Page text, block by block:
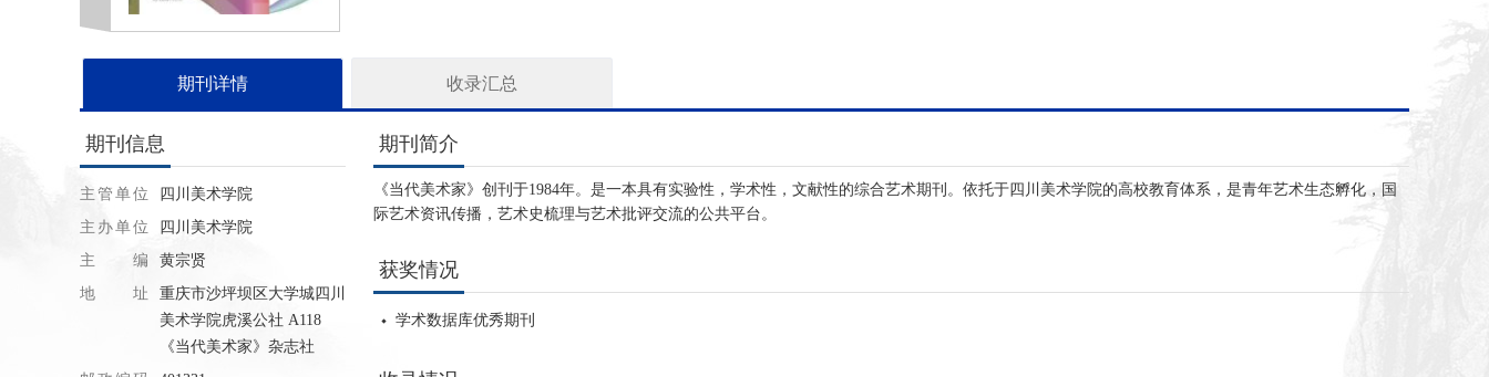
期刊详情 收录汇总
期刊信息
主管单位
四川美术学院
主办单位
四川美术学院
主编
黄宗贤
地址
重庆市沙坪坝区大学城四川
美术学院虎溪公社 A118
《当代美术家》杂志社
期刊简介
《当代美术家》创刊于1984年。是一本具有实验性，学术性，文献性的综合艺术期刊。依托于四川美术学院的高校教育体系，是青年艺术生态孵化，国
际艺术资讯传播，艺术史梳理与艺术批评交流的公共平台。
获奖情况
学术数据库优秀期刊